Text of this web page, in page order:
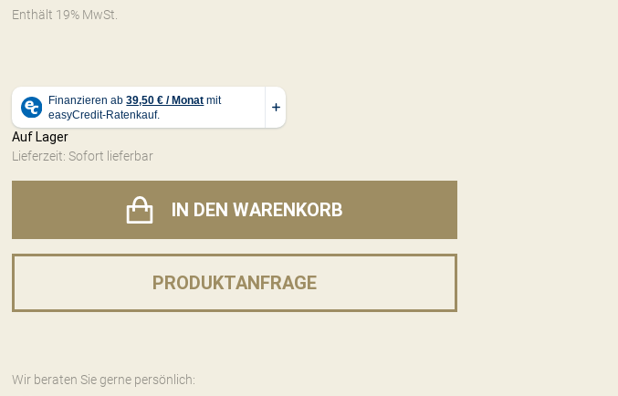
Enthält 19% MwSt.
Auf Lager
Lieferzeit: Sofort lieferbar
IN DEN WARENKORB
PRODUKTANFRAGE
Wir beraten Sie gerne persönlich: